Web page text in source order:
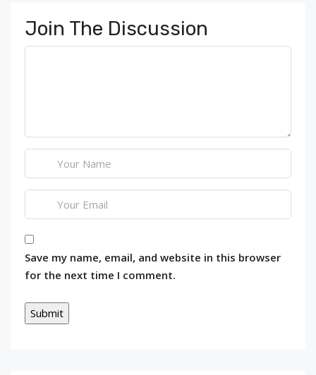
Join The Discussion
Save my name, email, and website in this browser
for the next time I comment.